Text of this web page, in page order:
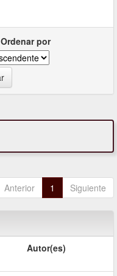
Ordenar por
Anterior 1 Siguiente
Autor(es)